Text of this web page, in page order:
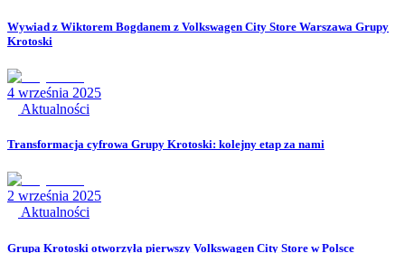
Wywiad z Wiktorem Bogdanem z Volkswagen City Store Warszawa Grupy
Krotoski
4 września 2025
Aktualności
Transformacja cyfrowa Grupy Krotoski: kolejny etap za nami
2 września 2025
Aktualności
Grupa Krotoski otworzyła pierwszy Volkswagen City Store w Polsce